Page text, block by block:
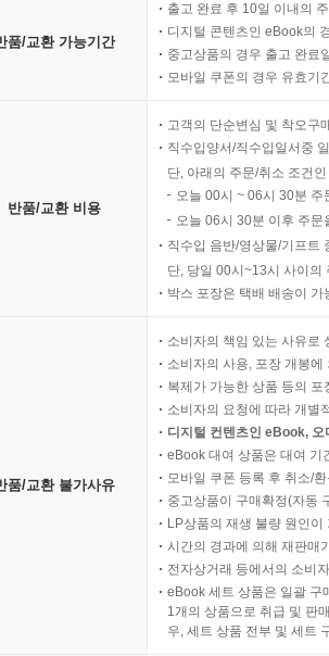
금까지도 주위에 선한 영향력을 끼친 보이지
사진과 따뜻한 일러스트, 본문만큼 흥미 있
집주인이 쓴 어락당 첫밤의 풍경,
주인 파우저 교수와 도편수 황인범 목수의 유
주인이 전해주는 한옥 구입부터 살기까지의
에는 숱한 사진이 실려 있다. 저자는 어락당
둔 사진을 통해 집을 짓는 현장이 어떻게
사진은 물론 다 짓고 난 뒤의 사진도 함께
으로 미처 담지 못한 어락당의 따뜻하고 정
히 책 뒤에는 3개의 부록을 실었다. 첫 번
이다. 수많은 일꾼들이 땀을 흘리며 만들어
를 새삼스럽게 느끼게 해준다.
째는 앞에서도 이야기했듯 어락당을 지
놓은 것으로, 어락당에 살면서 집주인이
해왔는지를 들여다볼 수 있다. 여기에 ‘한옥
가졌을지도 모를, 그저 이방인의 호기심 어
막은 자문자답의 형태로 파우저 교수가 한옥
품/교환 가능기간
출고 완료 후 10일 이내의
디지털 콘텐츠인 eBook의
중고상품의 경우 출고 완료
모바일 쿠폰의 경우 유효기
반품/교환 비용
고객의 단순변심 및 착오구
직수입양서/직수입일서중
단, 아래의 주문/취소 조건
오늘 00시 ~ 06시 30분
오늘 06시 30분 이후 주
직수입 음반/영상물/기프트
단, 당일 00시~13시 사이의
박스 포장은 택배 배송이
품/교환 불가사유
소비자의 책임 있는 사유로
소비자의 사용, 포장 개봉
복제가 가능한 상품 등의
소비자의 요청에 따라 개별
디지털 컨텐츠인 eBook,
eBook 대여 상품은 대여 기
모바일 쿠폰 등록 후 취소/
중고상품이 구매확정(자동
LP상품의 재생 불량 원인
시간의 경과에 의해 재판매
전자상거래 등에서의 소비
eBook 세트 상품은 일괄 구
1개의 상품으로 취급 및 판
우, 세트 상품 전부 및 세트